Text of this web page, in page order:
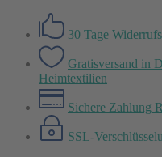
30 Tage
Gratisversand in
Heimtextilien
Sichere Zahlung
SSL-